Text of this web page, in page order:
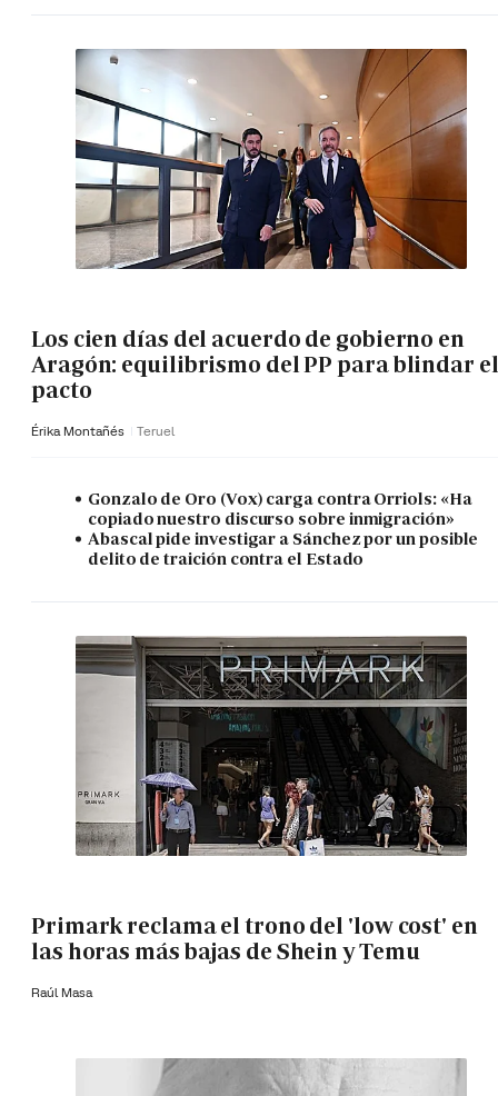
Los cien días del acuerdo de gobierno en
Aragón: equilibrismo del PP para blindar el
pacto
Érika Montañés Teruel
Gonzalo de Oro (Vox) carga contra Orriols: «Ha
copiado nuestro discurso sobre inmigración»
Abascal pide investigar a Sánchez por un posible
delito de traición contra el Estado
Primark reclama el trono del 'low cost' en
las horas más bajas de Shein y Temu
Raúl Masa